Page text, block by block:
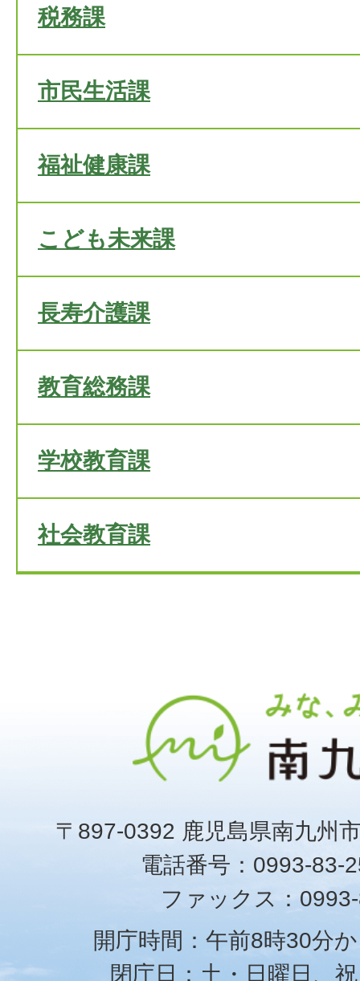
税務課
市民生活課
福祉健康課
こども未来課
長寿介護課
教育総務課
学校教育課
社会教育課
〒897-0392 鹿児島県南九州
電話番号：0993-83-
ファックス：
開庁時間：午前8時30分
閉庁日：土・日曜日、